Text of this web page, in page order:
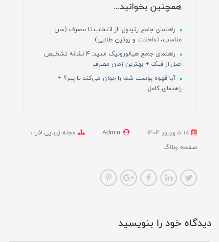
همچنین بخوانید...
راهنمای جامع رتینول: از انتخاب تا مصرف (سن
مناسب، تداخلات و روتین طلایی)
راهنمای جامع هیالورونیک اسید: ۴ نشانه تشخیص
اصل از فیک + بهترین زمان مصرف
آیا قهوه پوست شما را جوان می‌کند یا پیر؟ +
راهنمای کامل
Admin
مجله زیبایی افرا
صفحه وبلاگ
دیدگاه خود را بنویسید